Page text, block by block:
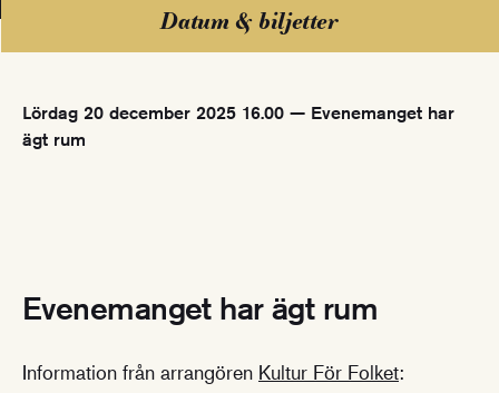
Datum & biljetter
Lördag 20 december 2025 16.00 — Evenemanget har
ägt rum
Evenemanget har ägt rum
Information från arrangören Kultur För Folket: